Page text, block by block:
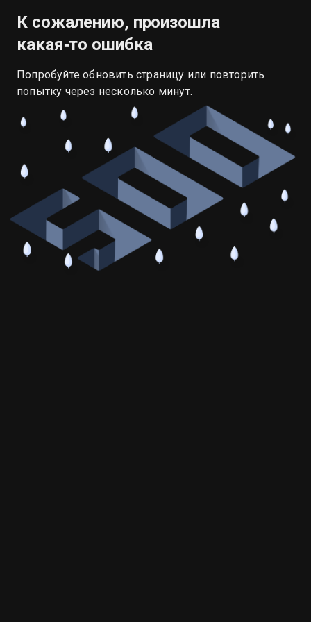
К сожалению, произошла
какая‑то ошибка
Попробуйте обновить страницу или повторить
попытку через несколько минут.